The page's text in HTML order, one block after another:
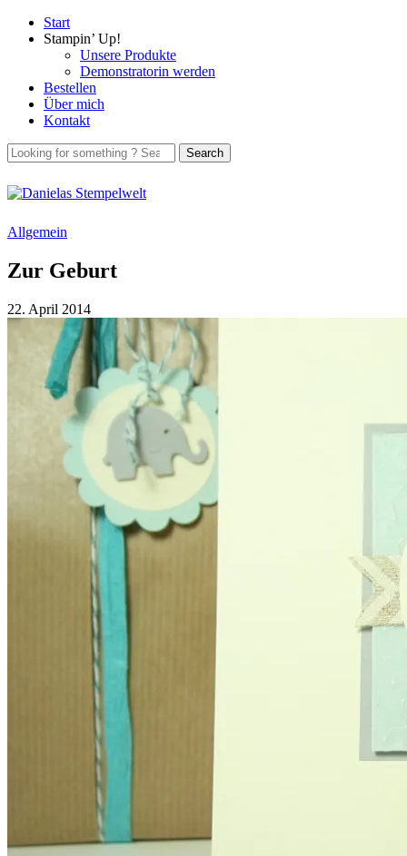
Start
Stampin’ Up!
Unsere Produkte
Demonstratorin werden
Bestellen
Über mich
Kontakt
Allgemein
Zur Geburt
22. April 2014